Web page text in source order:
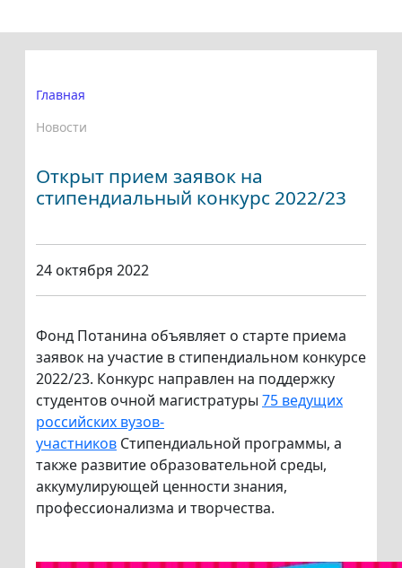
Главная
Новости
Открыт прием заявок на
стипендиальный конкурс 2022/23
24 октября 2022
Фонд Потанина объявляет о старте приема
заявок на участие в стипендиальном конкурсе
2022/23. Конкурс направлен на поддержку
студентов очной магистратуры 75 ведущих
российских вузов-
участников Стипендиальной программы, а
также развитие образовательной среды,
аккумулирующей ценности знания,
профессионализма и творчества.